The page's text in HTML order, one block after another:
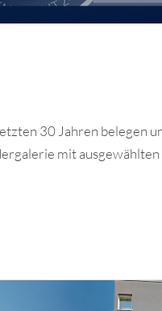
30 Jahren belegen
mit